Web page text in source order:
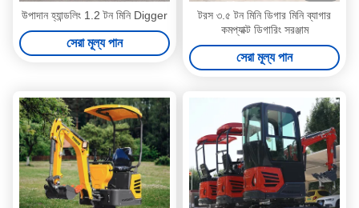
উপাদান হ্যান্ডলিং 1.2 টন মিনি Digger
সেরা মূল্য পান
টরস ৩.৫ টন মিনি ডিগার মিনি ব্যাগার
কমপ্যাক্ট ডিগারিং সরঞ্জাম
সেরা মূল্য পান